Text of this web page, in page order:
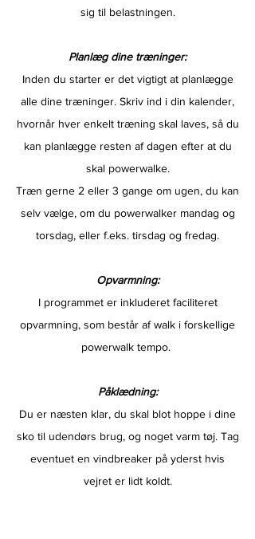
sig til belastningen.
Planlæg dine træninger:
Inden du starter er det vigtigt at planlægge
alle dine træninger. Skriv ind i din kalender,
hvornår hver enkelt træning skal laves, så du
kan planlægge resten af dagen efter at du
skal powerwalke.
Træn gerne 2 eller 3 gange om ugen, du kan
selv vælge, om du powerwalker mandag og
torsdag, eller f.eks. tirsdag og fredag.
Opvarmning:
I programmet er inkluderet faciliteret
opvarmning, som består af walk i forskellige
powerwalk tempo.
Påklædning:
Du er næsten klar, du skal blot hoppe i dine
sko til udendørs brug, og noget varm tøj. Tag
eventuet en vindbreaker på yderst hvis
vejret er lidt koldt.